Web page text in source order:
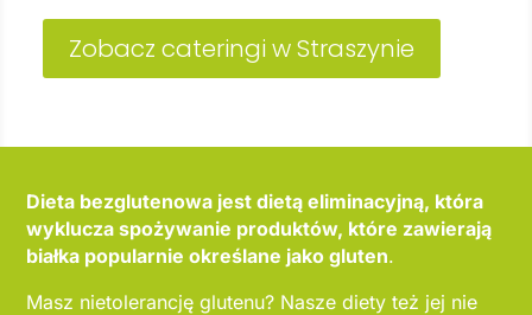
Zobacz cateringi w Straszynie
Dieta bezglutenowa jest dietą eliminacyjną, która
wyklucza spożywanie produktów, które zawierają
białka popularnie określane jako gluten.
Masz nietolerancję glutenu? Nasze diety też jej nie